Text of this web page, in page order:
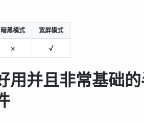
暗黑模式 宽屏模式
× √
用并且非常基础